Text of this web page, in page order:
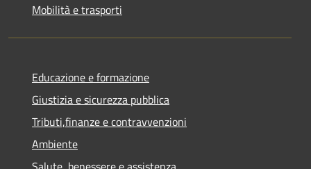
Mobilità e trasporti
Educazione e formazione
Giustizia e sicurezza pubblica
Tributi,finanze e contravvenzioni
Ambiente